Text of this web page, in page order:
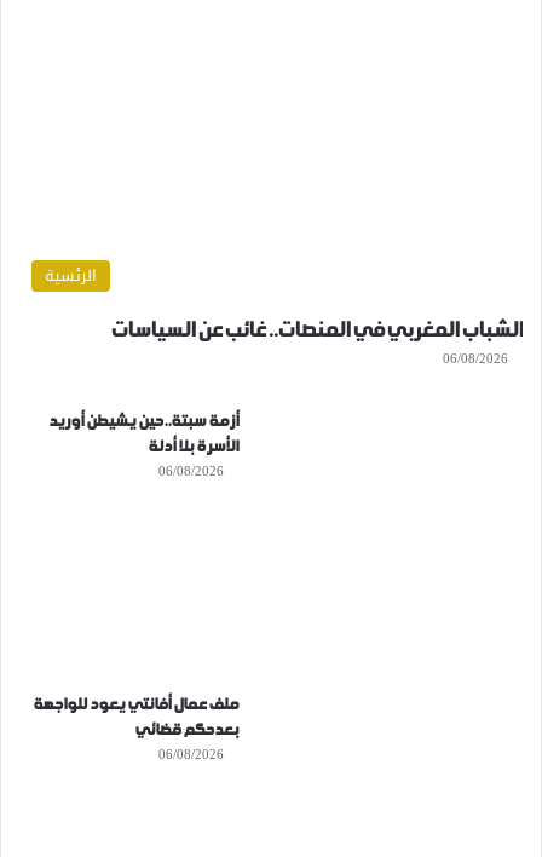
الرئسية
الشباب المغربي في المنصات.. غائب عن السياسات
06/08/2026
أزمة سبتة..حين يشيطن أوريد
الأسرة بلا أدلة
06/08/2026
ملف عمال أفانتي يعود للواجهة
بعدحكم قضائي
06/08/2026